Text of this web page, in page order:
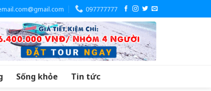
097777777
Sống khỏe Tin tức